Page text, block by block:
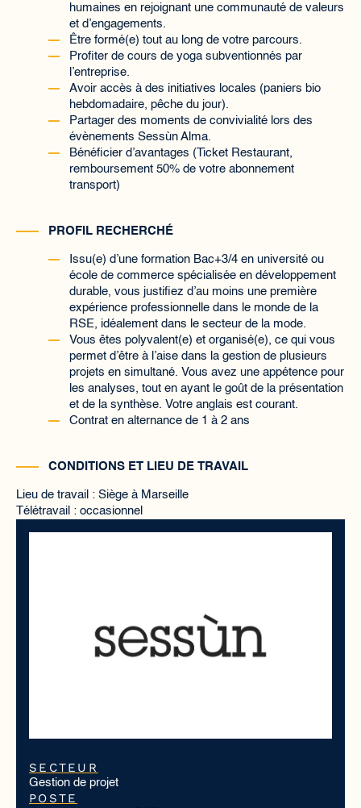
humaines en rejoignant une communauté de valeurs
et d’engagements.
Être formé(e) tout au long de votre parcours.
Profiter de cours de yoga subventionnés par
l’entreprise.
Avoir accès à des initiatives locales (paniers bio
hebdomadaire, pêche du jour).
Partager des moments de convivialité lors des
évènements Sessùn Alma.
Bénéficier d’avantages (Ticket Restaurant,
remboursement 50% de votre abonnement
transport)
PROFIL RECHERCHÉ
Issu(e) d’une formation Bac+3/4 en université ou
école de commerce spécialisée en développement
durable, vous justifiez d’au moins une première
expérience professionnelle dans le monde de la
RSE, idéalement dans le secteur de la mode.
Vous êtes polyvalent(e) et organisé(e), ce qui vous
permet d’être à l’aise dans la gestion de plusieurs
projets en simultané. Vous avez une appétence pour
les analyses, tout en ayant le goût de la présentation
et de la synthèse. Votre anglais est courant.
Contrat en alternance de 1 à 2 ans
CONDITIONS ET LIEU DE TRAVAIL
Lieu de travail : Siège à Marseille
Télétravail : occasionnel
SECTEUR
Gestion de projet
POSTE